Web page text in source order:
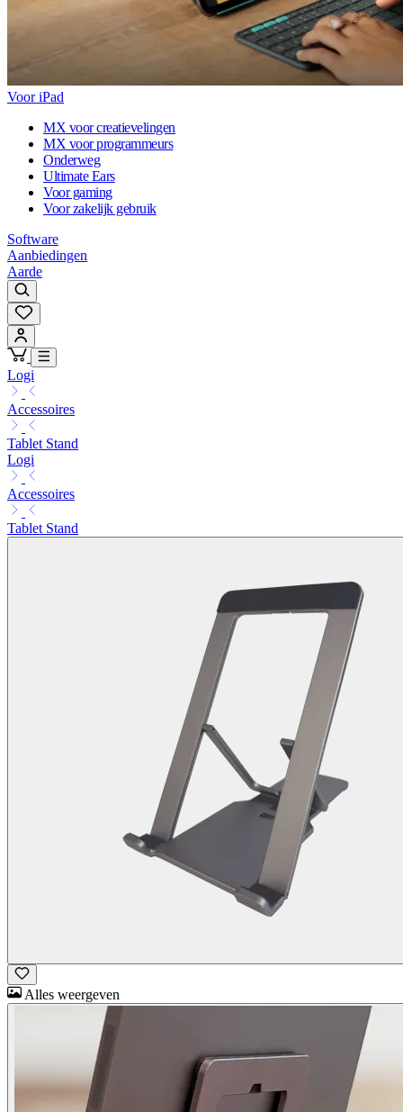
Voor iPad
MX voor creatievelingen
MX voor programmeurs
Onderweg
Ultimate Ears
Voor gaming
Voor zakelijk gebruik
Software
Aanbiedingen
Aarde
Logi
Accessoires
Tablet Stand
Logi
Accessoires
Tablet Stand
Alles weergeven